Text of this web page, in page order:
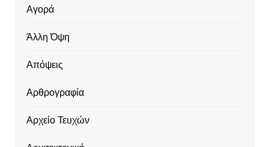
Αγορά
Άλλη Όψη
Απόψεις
Αρθρογραφία
Αρχείο Τευχών